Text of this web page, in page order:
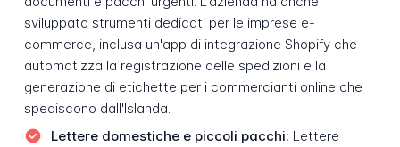
sviluppato strumenti dedicati per le imprese e-
commerce, inclusa un'app di integrazione Shopify che
automatizza la registrazione delle spedizioni e la
generazione di etichette per i commercianti online che
spediscono dall'Islanda.
Lettere domestiche e piccoli pacchi: Lettere